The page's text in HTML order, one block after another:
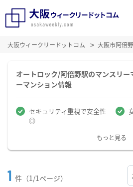
大阪ウィークリードットコム 大阪市阿倍
オートロック/阿倍野駅のマンスリー
ーマンション情報
セキュリティ重視で安全性
◎
もっと見る
1 件（1/1ページ）